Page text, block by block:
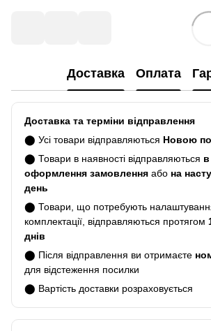
Доставка Оплата
Доставка та терміни відправлення
⬤ Усі товари відправляються Новою
⬤ Товари в наявності відправляються
оформлення замовлення або на
день
⬤ Товари, що потребують
комплектації, відправляються протягом
днів
⬤ Після відправлення ви отримаєте
для відстеження посилки
⬤ Вартість доставки розраховується